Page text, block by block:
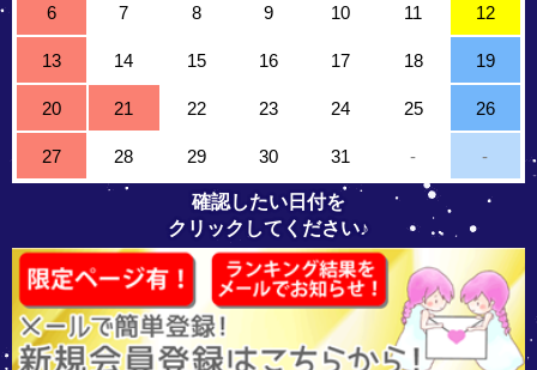
6 7 8 9 10 11 12
13 14 15 16 17 18 19
20 21 22 23 24 25 26
27 28 29 30 31 - -
確認したい日付を
クリックしてください♪